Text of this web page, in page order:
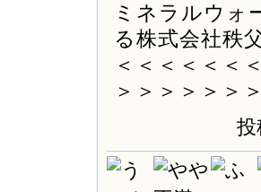
ミネラルウォ
る株式会社秩
＜＜＜＜＜＜
＞＞＞＞＞＞